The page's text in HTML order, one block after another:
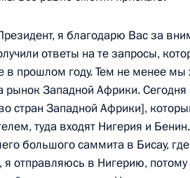
с военнослужащими
года
Информационные
ресурсы
я благодарю Вас за
ответы на те запросы,
в прошлом году. Тем не менее мы
рынок Западной Африки.
стран Западной Африки],
туда входят Нигерия и
большого саммита в Бисау,
я отправляюсь в Нигерию,